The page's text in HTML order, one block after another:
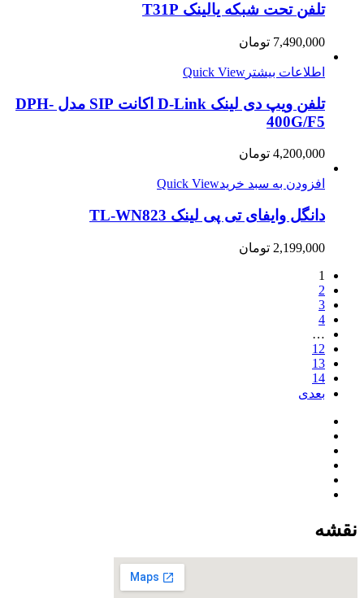
تلفن تحت شبکه یالینک T31P
7,490,000 تومان
اطلاعات بیشتر Quick View
تلفن ویپ دی لینک D-Link اکانت SIP مدل DPH-
400G/F5
4,200,000 تومان
افزودن به سبد خریدQuick View
دانگل وایفای تی پی لینک TL-WN823
2,199,000 تومان
1
2
3
4
…
12
13
14
بعدی
نقشه